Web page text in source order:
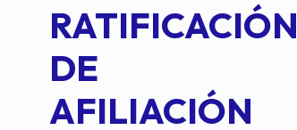
RATIFICACIÓN
DE
AFILIACIÓN